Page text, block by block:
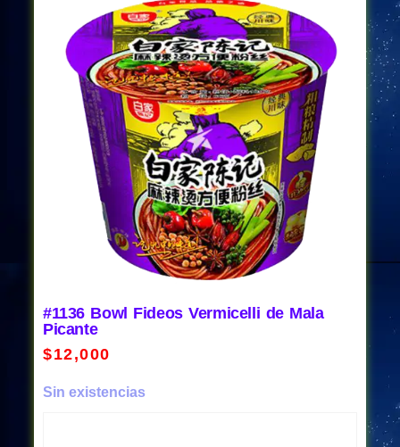
#1136 Bowl Fideos Vermicelli de Mala
Picante
$12,000
Sin existencias